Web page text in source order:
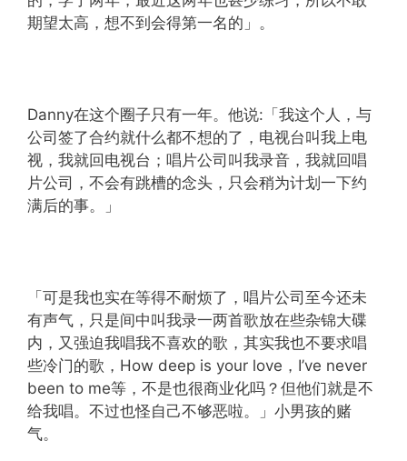
期望太高，想不到会得第一名的」。
Danny在这个圈子只有一年。他说:「我这个人，与
公司签了合约就什么都不想的了，电视台叫我上电
视，我就回电视台；唱片公司叫我录音，我就回唱
片公司，不会有跳槽的念头，只会稍为计划一下约
满后的事。」
「可是我也实在等得不耐烦了，唱片公司至今还未
有声气，只是间中叫我录一两首歌放在些杂锦大碟
内，又强迫我唱我不喜欢的歌，其实我也不要求唱
些冷门的歌，How deep is your love，I’ve never
been to me等，不是也很商业化吗？但他们就是不
给我唱。不过也怪自己不够恶啦。」小男孩的赌
气。